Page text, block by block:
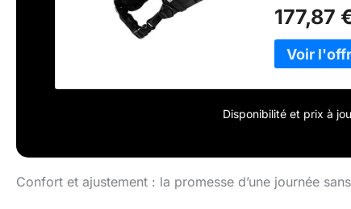
optimisé.
s'adapte à la
permet
ABS] Une
ABS assure
conditons
protection à
177,87
Disponibilité et prix à
Confort et ajustement : la promesse d’une journée